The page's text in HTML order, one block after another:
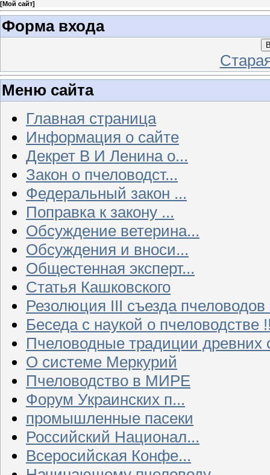
[Мой сайт]
Форма входа
Меню сайта
Главная страница
Информация о сайте
Декрет В И Ленина о...
Закон о пчеловодст...
Федеральный закон ...
Поправка к закону ...
Обсуждение ветерина...
Обсуждения и вноси...
Общестенная эксперт...
Статья Кашковского
Резолюция III съезда
Беседа с наукой о пчеловодстве
Пчеловодные традиции древних
О системе Меркурий
Пчеловодство в МИРЕ
Форум Украинских п...
промышленные пасеки
Российский Национал...
Всеросийская Конфе...